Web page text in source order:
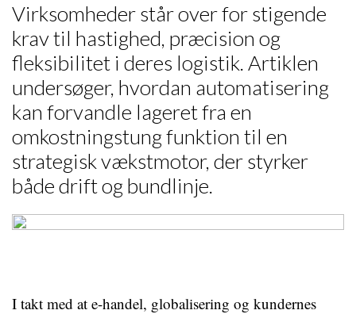
Virksomheder står over for stigende
krav til hastighed, præcision og
fleksibilitet i deres logistik. Artiklen
undersøger, hvordan automatisering
kan forvandle lageret fra en
omkostningstung funktion til en
strategisk vækstmotor, der styrker
både drift og bundlinje.
I takt med at e-handel, globalisering og kundernes